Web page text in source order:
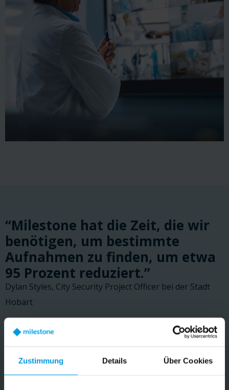
Zustimmung Details Über Cookies
“Milestone hat die Zeit, die wir
benötigen, um bestimmte
Aufnahmen zu finden, um etwa
95 Prozent reduziert.”
Dylan Styles, City Security Project Officer bei der Stadt
Hobart